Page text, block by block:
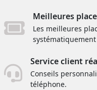
Meilleures
Les meilleures
Service client
Conseils
téléphone.